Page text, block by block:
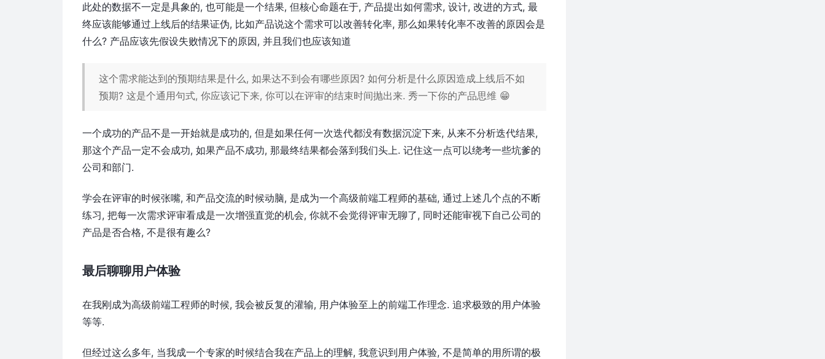
此处的数据不一定是具象的, 也可能是一个结果, 但核心命题在于, 产品提出如何需求, 设计, 改进的方式, 最
终应该能够通过上线后的结果证伪, 比如产品说这个需求可以改善转化率, 那么如果转化率不改善的原因会是
什么? 产品应该先假设失败情况下的原因, 并且我们也应该知道
这个需求能达到的预期结果是什么, 如果达不到会有哪些原因? 如何分析是什么原因造成上线后不如
预期? 这是个通用句式, 你应该记下来, 你可以在评审的结束时间抛出来. 秀一下你的产品思维 😁
一个成功的产品不是一开始就是成功的, 但是如果任何一次迭代都没有数据沉淀下来, 从来不分析迭代结果,
那这个产品一定不会成功, 如果产品不成功, 那最终结果都会落到我们头上. 记住这一点可以绕考一些坑爹的
公司和部门.
学会在评审的时候张嘴, 和产品交流的时候动脑, 是成为一个高级前端工程师的基础, 通过上述几个点的不断
练习, 把每一次需求评审看成是一次增强直觉的机会, 你就不会觉得评审无聊了, 同时还能审视下自己公司的
产品是否合格, 不是很有趣么?
最后聊聊用户体验
在我刚成为高级前端工程师的时候, 我会被反复的灌输, 用户体验至上的前端工作理念. 追求极致的用户体验
等等.
但经过这么多年, 当我成一个专家的时候结合我在产品上的理解, 我意识到用户体验, 不是简单的用所谓的极